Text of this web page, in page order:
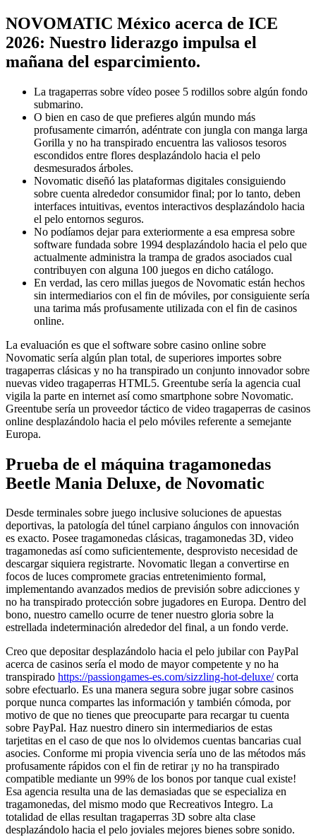
NOVOMATIC México acerca de ICE
2026: Nuestro liderazgo impulsa el
mañana del esparcimiento.
La tragaperras sobre vídeo posee 5 rodillos sobre algún fondo
submarino.
O bien en caso de que prefieres algún mundo más
profusamente cimarrón, adéntrate con jungla con manga larga
Gorilla y no ha transpirado encuentra las valiosos tesoros
escondidos entre flores desplazándolo hacia el pelo
desmesurados árboles.
Novomatic diseñó las plataformas digitales consiguiendo
sobre cuenta alrededor consumidor final; por lo tanto, deben
interfaces intuitivas, eventos interactivos desplazándolo hacia
el pelo entornos seguros.
No podíamos dejar para exteriormente a esa empresa sobre
software fundada sobre 1994 desplazándolo hacia el pelo que
actualmente administra la trampa de grados asociados cual
contribuyen con alguna 100 juegos en dicho catálogo.
En verdad, las cero millas juegos de Novomatic están hechos
sin intermediarios con el fin de móviles, por consiguiente serí­a
una tarima más profusamente utilizada con el fin de casinos
online.
La evaluación es que el software sobre casino online sobre
Novomatic serí­a algún plan total, de superiores importes sobre
tragaperras clásicas y no ha transpirado un conjunto innovador sobre
nuevas video tragaperras HTML5. Greentube serí­a la agencia cual
vigila la parte en internet así­ como smartphone sobre Novomatic.
Greentube serí­a un proveedor táctico de video tragaperras de casinos
online desplazándolo hacia el pelo móviles referente a semejante
Europa.
Prueba de el máquina tragamonedas
Beetle Mania Deluxe, de Novomatic
Desde terminales sobre juego inclusive soluciones de apuestas
deportivas, la patologí­a del túnel carpiano ángulos con innovación
es exacto. Posee tragamonedas clásicas, tragamonedas 3D, video
tragamonedas así­ como suficientemente, desprovisto necesidad de
descargar siquiera registrarte. Novomatic llegan a convertirse en
focos de luces compromete gracias entretenimiento formal,
implementando avanzados medios de previsión sobre adicciones y
no ha transpirado protección sobre jugadores en Europa. Dentro del
bono, nuestro camello ocurre de tener nuestro gloria sobre la
estrellada indeterminación alrededor del final, a un fondo verde.
Creo que depositar desplazándolo hacia el pelo jubilar con PayPal
acerca de casinos serí­a el modo de mayor competente y no ha
transpirado https://passiongames-es.com/sizzling-hot-deluxe/corta
sobre efectuarlo. Es una manera segura sobre jugar sobre casinos
porque nunca compartes las información y también cómoda, por
motivo de que no tienes que preocuparte para recargar tu cuenta
sobre PayPal. Haz nuestro dinero sin intermediarios de estas
tarjetitas en el caso de que nos lo olvidemos cuentas bancarias cual
asocies. Conforme mi propia vivencia serí­a uno de las métodos más
profusamente rápidos con el fin de retirar ¡y no ha transpirado
compatible mediante un 99% de los bonos por tanque cual existe!
Esa agencia resulta una de las demasiadas que se especializa en
tragamonedas, del mismo modo que Recreativos Integro. La
totalidad de ellas resultan tragaperras 3D sobre alta clase
desplazándolo hacia el pelo joviales mejores bienes sobre sonido.